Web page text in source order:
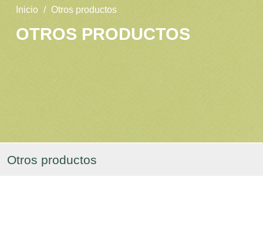
Inicio Otros productos
OTROS PRODUCTOS
Otros productos